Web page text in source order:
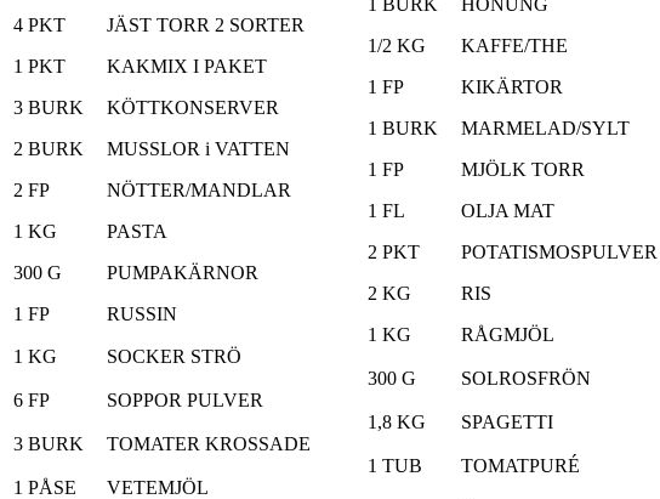
4 PKT
JÄST TORR 2 SORTER
1/2 KG
KAFFE/THE
1 PKT
KAKMIX I PAKET
1 FP
KIKÄRTOR
3 BURK
KÖTTKONSERVER
1 BURK
MARMELAD/SYLT
2 BURK
MUSSLOR i VATTEN
1 FP
MJÖLK TORR
2 FP
NÖTTER/MANDLAR
1 FL
OLJA MAT
1 KG
PASTA
2 PKT
POTATISMOSPULVER
300 G
PUMPAKÄRNOR
2 KG
RIS
1 FP
RUSSIN
1 KG
RÅGMJÖL
1 KG
SOCKER STRÖ
300 G
SOLROSFRÖN
6 FP
SOPPOR PULVER
1,8 KG
SPAGETTI
3 BURK
TOMATER KROSSADE
1 TUB
TOMATPURÉ
1 PÅSE
VETEMJÖL